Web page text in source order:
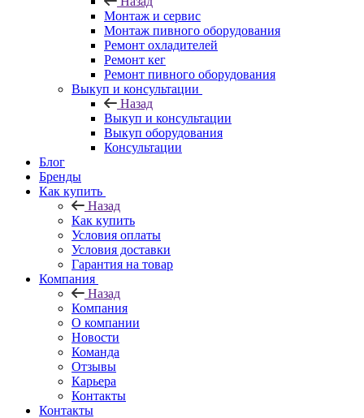
Монтаж и сервис
Монтаж пивного оборудования
Ремонт охладителей
Ремонт кег
Ремонт пивного оборудования
Выкуп и консультации
Назад
Выкуп и консультации
Выкуп оборудования
Консультации
Блог
Бренды
Как купить
Назад
Как купить
Условия оплаты
Условия доставки
Гарантия на товар
Компания
Назад
Компания
О компании
Новости
Команда
Отзывы
Карьера
Контакты
Контакты